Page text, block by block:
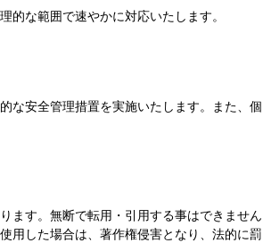
的な範囲で速やかに対応いたします。
な安全管理措置を実施いたします。また、個
ます。無断で転用・引用する事はできません
用した場合は、著作権侵害となり、法的に罰